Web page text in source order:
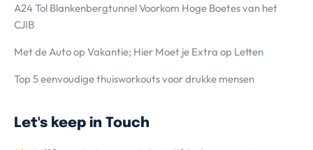
A24 Tol Blankenbergtunnel Voorkom Hoge Boetes van het
CJIB
Met de Auto op Vakantie; Hier Moet je Extra op Letten
Top 5 eenvoudige thuisworkouts voor drukke mensen
Let's keep in Touch